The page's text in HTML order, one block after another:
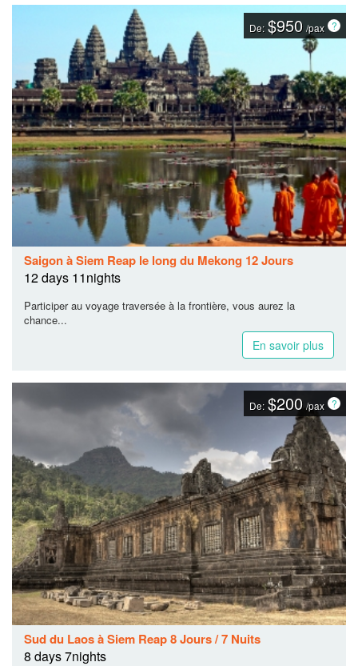
De: $950 /pax
Saigon à Siem Reap le long du Mekong 12 Jours
12 days 11nights
Participer au voyage traversée à la frontière, vous aurez la
chance...
En savoir plus
De: $200 /pax
Sud du Laos à Siem Reap 8 Jours / 7 Nuits
8 days 7nights